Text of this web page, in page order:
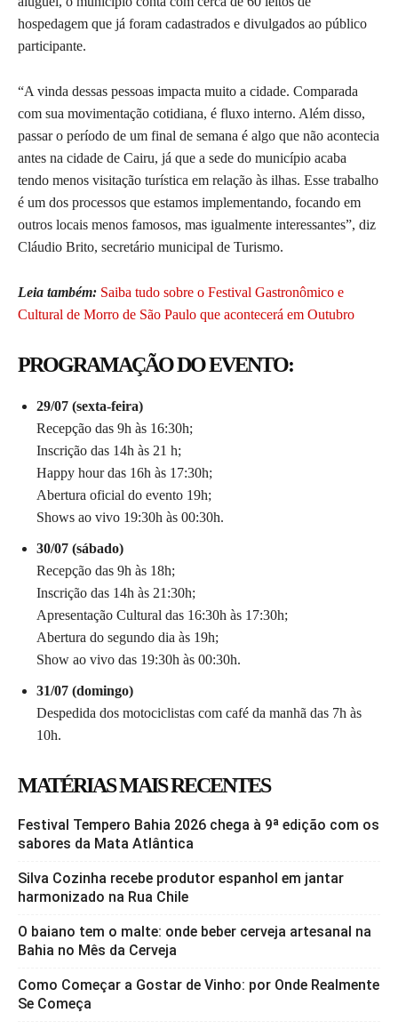
hospedagem que já foram cadastrados e divulgados ao público
participante.
“A vinda dessas pessoas impacta muito a cidade. Comparada
com sua movimentação cotidiana, é fluxo interno. Além disso,
passar o período de um final de semana é algo que não acontecia
antes na cidade de Cairu, já que a sede do município acaba
tendo menos visitação turística em relação às ilhas. Esse trabalho
é um dos processos que estamos implementando, focando em
outros locais menos famosos, mas igualmente interessantes”, diz
Cláudio Brito, secretário municipal de Turismo.
Leia também: Saiba tudo sobre o Festival Gastronômico e
Cultural de Morro de São Paulo que acontecerá em Outubro
PROGRAMAÇÃO DO EVENTO:
29/07 (sexta-feira)
Recepção das 9h às 16:30h;
Inscrição das 14h às 21 h;
Happy hour das 16h às 17:30h;
Abertura oficial do evento 19h;
Shows ao vivo 19:30h às 00:30h.
30/07 (sábado)
Recepção das 9h às 18h;
Inscrição das 14h às 21:30h;
Apresentação Cultural das 16:30h às 17:30h;
Abertura do segundo dia às 19h;
Show ao vivo das 19:30h às 00:30h.
31/07 (domingo)
Despedida dos motociclistas com café da manhã das 7h às
10h.
MATÉRIAS MAIS RECENTES
Festival Tempero Bahia 2026 chega à 9ª edição com os
sabores da Mata Atlântica
Silva Cozinha recebe produtor espanhol em jantar
harmonizado na Rua Chile
O baiano tem o malte: onde beber cerveja artesanal na
Bahia no Mês da Cerveja
Como Começar a Gostar de Vinho: por Onde Realmente
Se Começa